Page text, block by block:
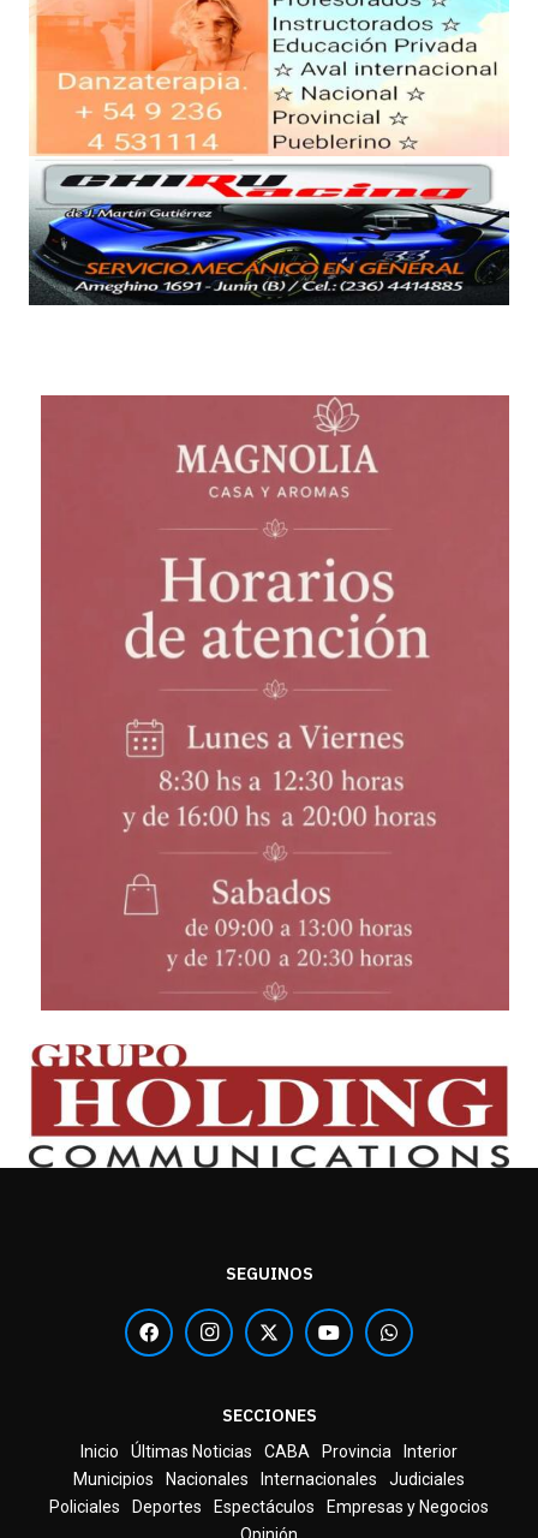
SEGUINOS
SECCIONES
Inicio Últimas Noticias CABA Provincia
Interior
Municipios
Nacionales Internacionales
Judiciales
Policiales
Deportes Espectáculos
Empresas y Negocios